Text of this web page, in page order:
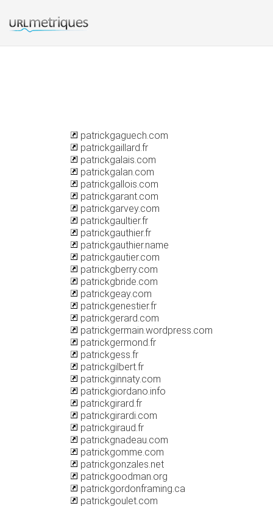
patrickgaguech.com
patrickgaillard.fr
patrickgalais.com
patrickgalan.com
patrickgallois.com
patrickgarant.com
patrickgarvey.com
patrickgaultier.fr
patrickgauthier.fr
patrickgauthier.name
patrickgautier.com
patrickgberry.com
patrickgbride.com
patrickgeay.com
patrickgenestier.fr
patrickgerard.com
patrickgermain.wordpress.com
patrickgermond.fr
patrickgess.fr
patrickgilbert.fr
patrickginnaty.com
patrickgiordano.info
patrickgirard.fr
patrickgirardi.com
patrickgiraud.fr
patrickgnadeau.com
patrickgomme.com
patrickgonzales.net
patrickgoodman.org
patrickgordonframing.ca
patrickgoulet.com